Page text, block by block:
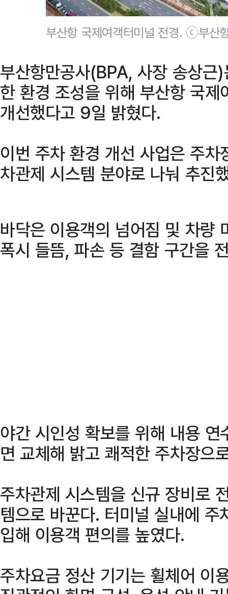
부산항 국제여객터미널 전경. ⓒ부산
부산항만공사(BPA, 사장 송상근
한 환경 조성을 위해 부산항 국
개선했다고 9일 밝혔다.
이번 주차 환경 개선 사업은 주
차관제 시스템 분야로 나눠 추진
바닥은 이용객의 넘어짐 및 차량
폭시 들뜸, 파손 등 결함 구간을
야간 시인성 확보를 위해 내용
면 교체해 밝고 쾌적한 주차장으
주차관제 시스템을 신규 장비로
템으로 바꾼다. 터미널 실내에
입해 이용객 편의를 높였다.
주차요금 정산 기기는 휠체어 이